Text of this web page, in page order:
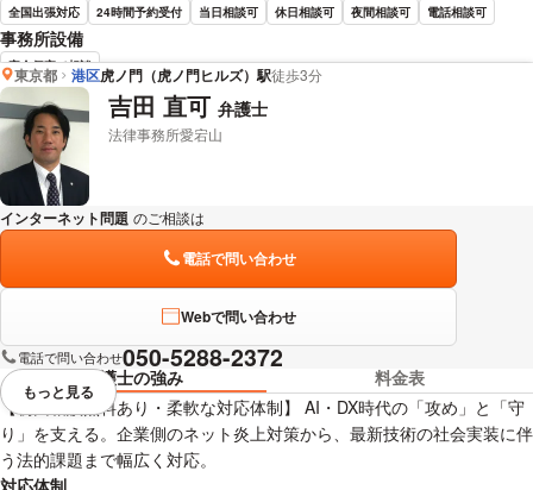
全国出張対応 24時間予約受付 当日相談可 休日相談可 夜間相談可 電話相談可
事務所設備
完全個室で相談
笠原 基広 弁護士の詳細情報を見る
東京都 港区虎ノ門（虎ノ門ヒルズ）駅徒歩3分
吉田 直可 弁護士
法律事務所愛宕山
インターネット問題 のご相談は
電話で問い合わせ
Webで問い合わせ
電話で問い合わせ050-5288-2372
弁護士の強み
料金表
【初回相談無料あり・柔軟な対応体制】 AI・DX時代の「攻め」と「守
り」を支える。企業側のネット炎上対策から、最新技術の社会実装に伴
う法的課題まで幅広く対応。
視覚的に省略されている要素を
もっと見る